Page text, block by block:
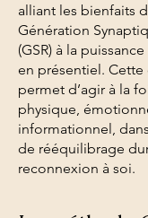
alliant les bienfaits
Génération
(GSR) à la
en présentiel.
permet d’agir à la
physique,
informationnel,
de rééquilibrage
reconnexion à soi.